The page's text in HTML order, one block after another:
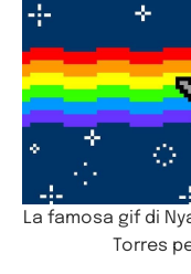
La famosa gif di
Torres